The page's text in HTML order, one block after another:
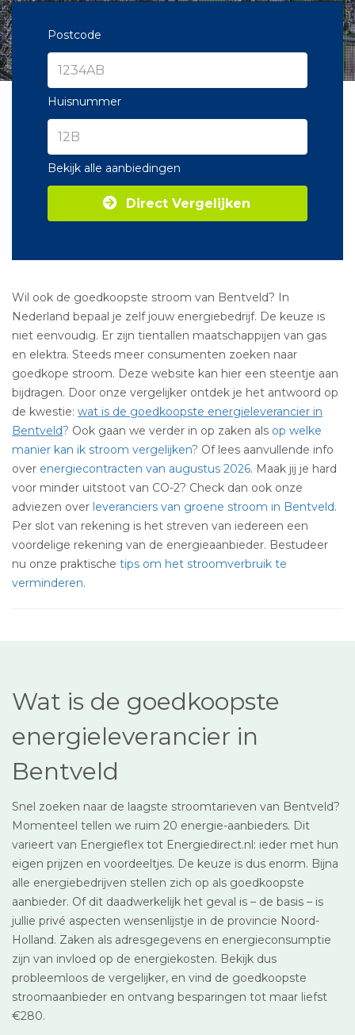
Postcode
Huisnummer
Bekijk alle aanbiedingen
Direct Vergelijken
Wil ook de goedkoopste stroom van Bentveld? In
Nederland bepaal je zelf jouw energiebedrijf. De keuze is
niet eenvoudig. Er zijn tientallen maatschappijen van gas
en elektra. Steeds meer consumenten zoeken naar
goedkope stroom. Deze website kan hier een steentje aan
bijdragen. Door onze vergelijker ontdek je het antwoord op
de kwestie: wat is de goedkoopste energieleverancier in
Bentveld? Ook gaan we verder in op zaken als op welke
manier kan ik stroom vergelijken? Of lees aanvullende info
over energiecontracten van augustus 2026. Maak jij je hard
voor minder uitstoot van CO-2? Check dan ook onze
adviezen over leveranciers van groene stroom in Bentveld.
Per slot van rekening is het streven van iedereen een
voordelige rekening van de energieaanbieder. Bestudeer
nu onze praktische tips om het stroomverbruik te
verminderen.
Wat is de goedkoopste
energieleverancier in
Bentveld
Snel zoeken naar de laagste stroomtarieven van Bentveld?
Momenteel tellen we ruim 20 energie-aanbieders. Dit
varieert van Energieflex tot Energiedirect.nl: ieder met hun
eigen prijzen en voordeeltjes. De keuze is dus enorm. Bijna
alle energiebedrijven stellen zich op als goedkoopste
aanbieder. Of dit daadwerkelijk het geval is – de basis – is
jullie privé aspecten wensenlijstje in de provincie Noord-
Holland. Zaken als adresgegevens en energieconsumptie
zijn van invloed op de energiekosten. Bekijk dus
probleemloos de vergelijker, en vind de goedkoopste
stroomaanbieder en ontvang besparingen tot maar liefst
€280.